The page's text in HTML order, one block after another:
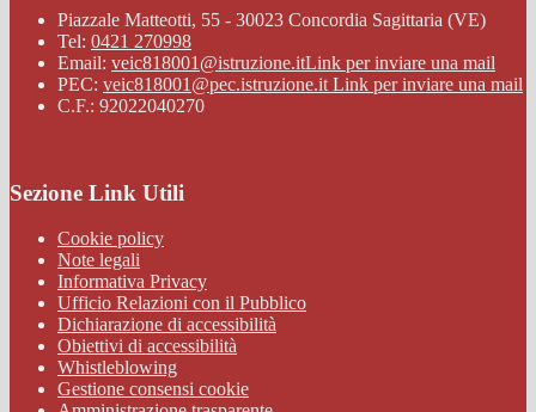
Piazzale Matteotti, 55 - 30023 Concordia Sagittaria (VE)
Tel: 0421 270998
Email: veic818001@istruzione.itLink per inviare una mail
PEC: veic818001@pec.istruzione.it Link per inviare una mail
C.F.: 92022040270
Sezione Link Utili
Cookie policy
Note legali
Informativa Privacy
Ufficio Relazioni con il Pubblico
Dichiarazione di accessibilità
Obiettivi di accessibilità
Whistleblowing
Gestione consensi cookie